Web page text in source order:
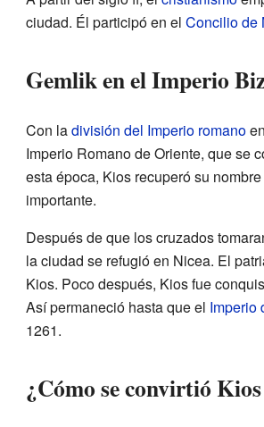
ciudad. Él participó en el Concilio de
Gemlik en el Imperio
Con ladivisión del Imperio romano
Imperio Romano de Oriente, que se
esta época, Kios recuperó su
importante.
Después de que los cruzados
la ciudad se refugió en Nicea. El
Kios. Poco después, Kios fue
Así permaneció hasta que el Imperio
1261.
¿Cómo se convirtió